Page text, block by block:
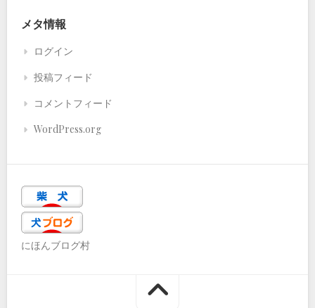
メタ情報
ログイン
投稿フィード
コメントフィード
WordPress.org
にほんブログ村